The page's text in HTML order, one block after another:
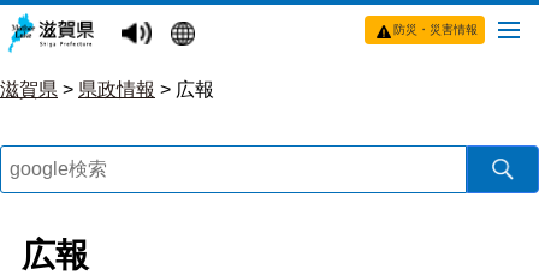
防災・災害情報
滋賀県 > 県政情報 > 広報
広報